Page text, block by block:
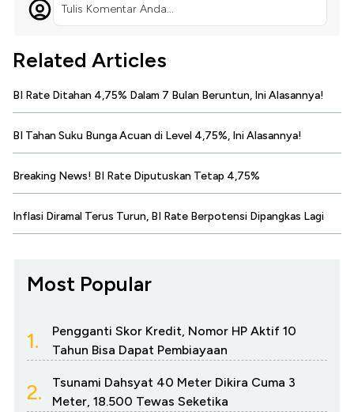
Tulis Komentar Anda...
Related Articles
BI Rate Ditahan 4,75% Dalam 7 Bulan Beruntun, Ini Alasannya!
BI Tahan Suku Bunga Acuan di Level 4,75%, Ini Alasannya!
Breaking News! BI Rate Diputuskan Tetap 4,75%
Inflasi Diramal Terus Turun, BI Rate Berpotensi Dipangkas Lagi
Most Popular
1.
Pengganti Skor Kredit, Nomor HP Aktif 10
Tahun Bisa Dapat Pembiayaan
2.
Tsunami Dahsyat 40 Meter Dikira Cuma 3
Meter, 18.500 Tewas Seketika